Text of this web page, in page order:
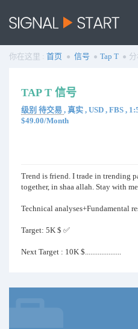
你在这里 : 首页 信号 Tap T
TAP T 信号
级别 待交易 , 真实 , USD , FBS ,
$49.00/Month
Trend is friend. I trade in trending
together, in shaa allah. Stay with
Technical analyses+Fundamental
Target: 5K $ ✅
Next Target : 10K $....................